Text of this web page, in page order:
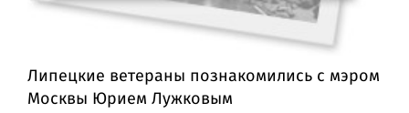
Липецкие ветераны познакомились с мэром
Москвы Юрием Лужковым